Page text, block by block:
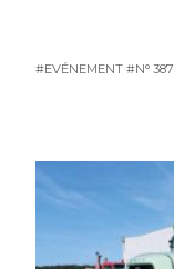
#EVÉNEMENT #N°